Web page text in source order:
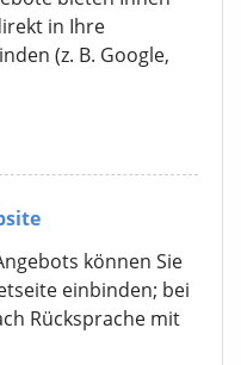
in Ihre
(z. B. Google,
können Sie
einbinden; bei
Rücksprache mit